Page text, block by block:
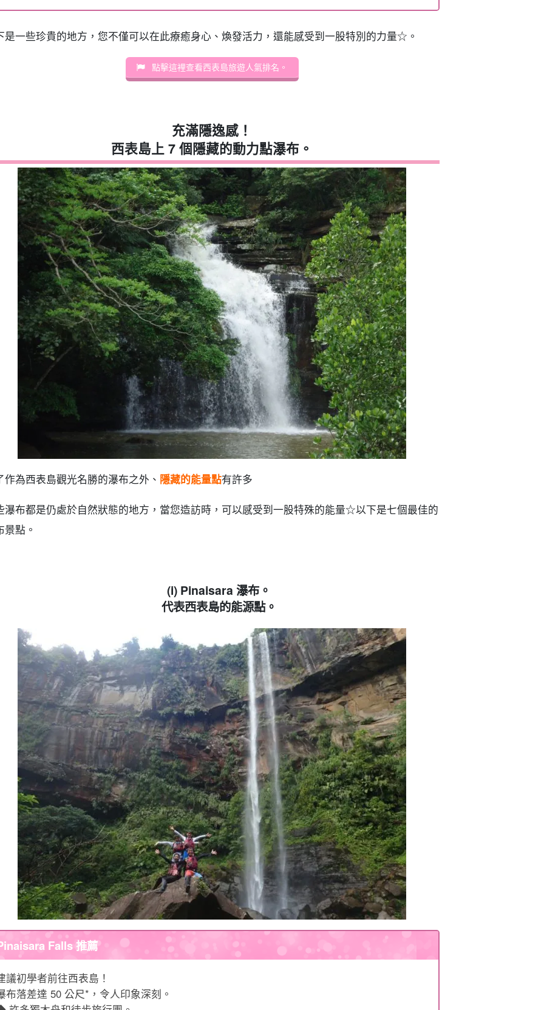
是一些珍貴的地方，您不僅可以在此療癒身心、煥發活力，還能感受到一股特別的力量☆。
點擊這裡查看西表島旅遊人氣排名。
充滿隱逸感！
西表島上 7 個隱藏的動力點瀑布。
作為西表島觀光名勝的瀑布之外、 隱藏的能量點有許多
瀑布都是仍處於自然狀態的地方，當您造訪時，可以感受到一股特殊的能量☆以下是七個最佳的
景點。
(i) Pinaisara 瀑布。
代表西表島的能源點。
Falls 推薦
議初學者前往西表島！
布落差達 50 公尺*，令人印象深刻。